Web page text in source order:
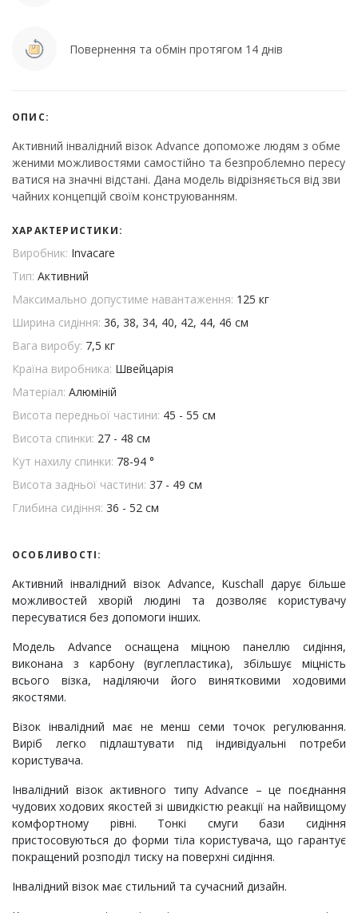
Повернення та обмін протягом 14 днів
ОПИС:
Активний інвалідний візок Advance допоможе людям з обме
женими можливостями самостійно та безпроблемно пересу
ватися на значні відстані. Дана модель відрізняється від зви
чайних концепцій своїм конструюванням.
ХАРАКТЕРИСТИКИ:
Виробник: Invacare
Тип: Активний
Максимально допустиме навантаження: 125 кг
Ширина сидіння: 36, 38, 34, 40, 42, 44, 46 см
Вага виробу: 7,5 кг
Країна виробника: Швейцарія
Матеріал: Алюміній
Висота передньої частини: 45 - 55 см
Висота спинки: 27 - 48 см
Кут нахилу спинки: 78-94 °
Висота задньої частини: 37 - 49 см
Глибина сидіння: 36 - 52 см
ОСОБЛИВОСТІ:
Активний інвалідний візок Advance, Kuschall дарує більше
можливостей хворій людині та дозволяє користувачу
пересуватися без допомоги інших.
Модель Advance оснащена міцною панеллю сидіння,
виконана з карбону (вуглепластика), збільшує міцність
всього візка, наділяючи його винятковими ходовими
якостями.
Візок інвалідний має не менш семи точок регулювання.
Виріб легко підлаштувати під індивідуальні потреби
користувача.
Інвалідний візок активного типу Advance – це поєднання
чудових ходових якостей зі швидкістю реакції на найвищому
комфортному рівні. Тонкі смуги бази сидіння
пристосовуються до форми тіла користувача, що гарантує
покращений розподіл тиску на поверхні сидіння.
Інвалідний візок має стильний та сучасний дизайн.